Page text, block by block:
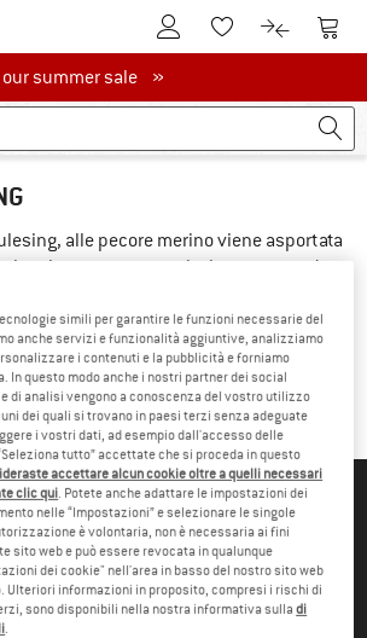
Al conto clienteAlla lista
Al Al
summer sale
our summer sale »
alle pecore merino viene asportata
senza anestesia, in una procedura
larve di mosca. La lana mulesing free è
che non sono stati sottoposti a questa
contestata.
Lisa di Bergfreunde - Spedizione
meglio affinché tu riceva il tuo
simili per garantire le funzioni necessarie del
anche servizi e funzionalità aggiuntive, analizziamo
i contenuti e la pubblicità e forniamo
In questo modo anche i nostri partner dei social
di analisi vengono a conoscenza del vostro utilizzo
dei quali si trovano in paesi terzi senza adeguate
i vostri dati, ad esempio dall'accesso delle
tutto” accettate che si proceda in questo
accettare alcun cookie oltre a quelli necessari
clic qui . Potete anche adattare le impostazioni dei
nelle “Impostazioni” e selezionare le singole
è volontaria, non è necessaria ai fini
sito web e può essere revocata in qualunque
dei cookie" nell'area in basso del nostro sito web
informazioni in proposito, compresi i rischi di
sono disponibili nella nostra informativa sulladi